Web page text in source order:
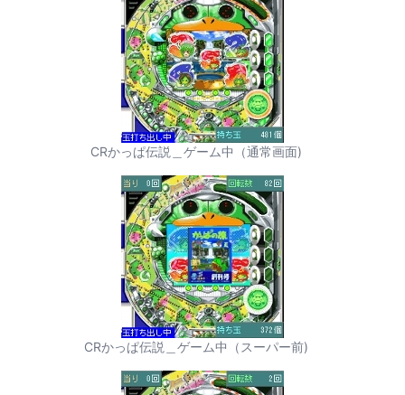
CRかっぱ伝説＿ゲーム中（通常画面)
CRかっぱ伝説＿ゲーム中（スーパー前)